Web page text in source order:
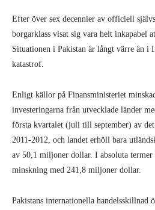
Efter över sex decennier av officiell
borgarklass visat sig vara helt inkapabel
Situationen i Pakistan är långt värre än i
katastrof.
Enligt källor på Finansministeriet
investeringarna från utvecklade länder
första kvartalet (juli till september) av det
2011-2012, och landet erhöll bara
av 50,1 miljoner dollar. I absoluta termer
minskning med 241,8 miljoner dollar.
Pakistans internationella handelsskillnad